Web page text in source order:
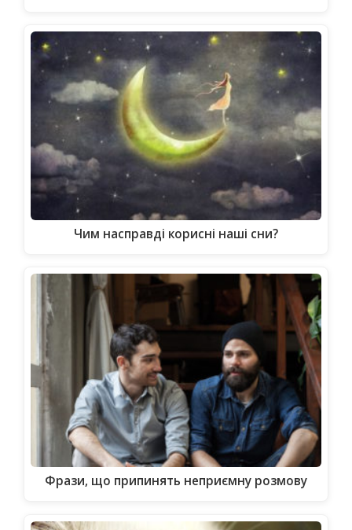
Чим насправді корисні наші сни?
Фрази, що припинять неприємну розмову